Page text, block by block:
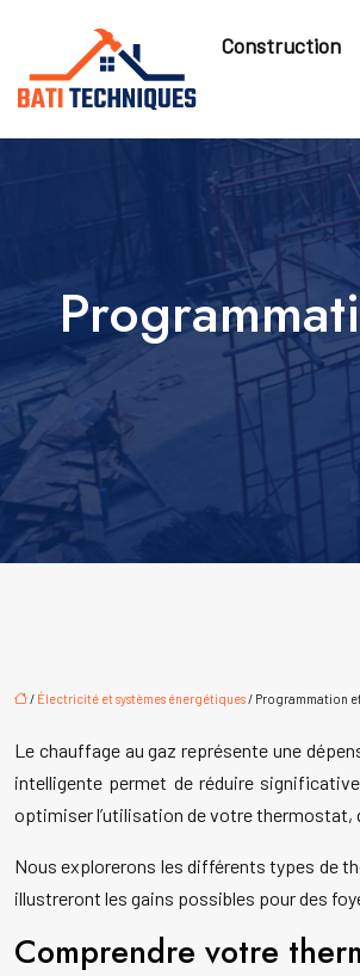
Construction
/ Électricité et systèmes énergétiques/ Programmation
Le chauffage au gaz représente une
intelligente permet de réduire
optimiser l’utilisation de votre thermostat,
Nous explorerons les différents types de
illustreront les gains possibles pour des
Comprendre votre